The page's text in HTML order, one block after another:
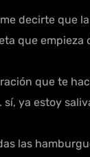
decirte que
que empieza
que te
ya estoy
las